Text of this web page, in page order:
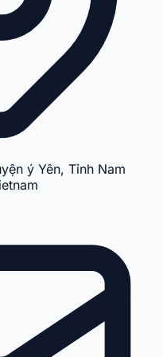
ý Yên, Tỉnh Nam